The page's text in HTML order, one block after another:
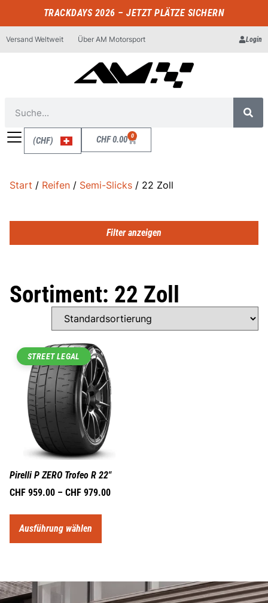
TRACKDAYS 2026 – JETZT PLÄTZE SICHERN
Versand Weltweit Über AM Motorsport Login
(CHF) CHF0.00 0
Start / Reifen / Semi-Slicks / 22 Zoll
Filter anzeigen
Sortiment: 22 Zoll
STREET LEGAL
Pirelli P ZERO Trofeo R 22″
CHF 959.00 – CHF 979.00
Ausführung wählen